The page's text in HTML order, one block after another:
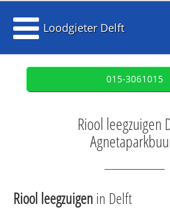
Loodgieter Delft
015-3061015
Riool leegzuigen
Riool leegzuigen in Delft